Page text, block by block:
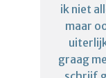
ik niet
maar
graag